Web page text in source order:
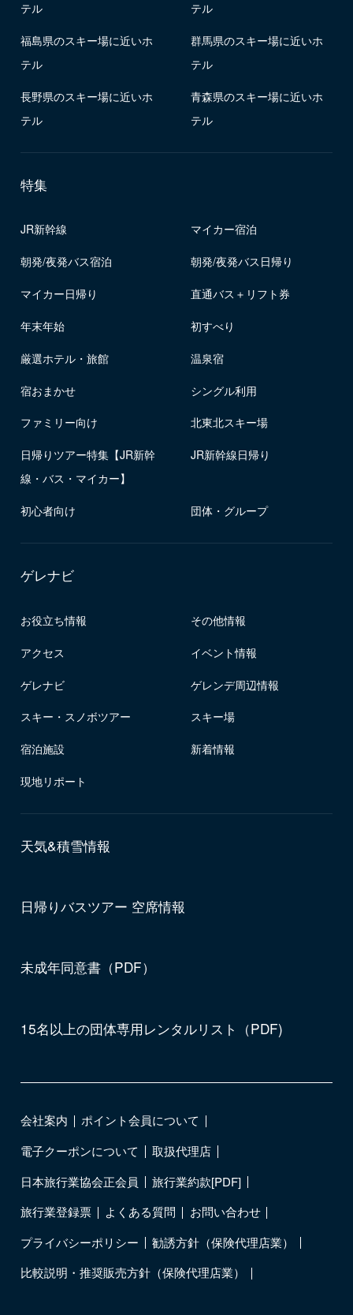
テル
テル
福島県のスキー場に近いホ
テル
群馬県のスキー場に近いホ
テル
長野県のスキー場に近いホ
テル
青森県のスキー場に近いホ
テル
特集
JR新幹線 マイカー宿泊
朝発/夜発バス宿泊 朝発/夜発バス日帰り
マイカー日帰り 直通バス＋リフト券
年末年始 初すべり
厳選ホテル・旅館 温泉宿
宿おまかせ シングル利用
ファミリー向け 北東北スキー場
日帰りツアー特集【JR新幹
線・バス・マイカー】
JR新幹線日帰り
初心者向け 団体・グループ
ゲレナビ
お役立ち情報 その他情報
アクセス イベント情報
ゲレナビ ゲレンデ周辺情報
スキー・スノボツアー スキー場
宿泊施設 新着情報
現地リポート
天気&積雪情報
日帰りバスツアー 空席情報
未成年同意書（PDF）
15名以上の団体専用レンタルリスト（PDF)
会社案内
ポイント会員について
電子クーポンについて
取扱代理店
日本旅行業協会正会員
旅行業約款[PDF]
旅行業登録票
よくある質問
お問い合わせ
プライバシーポリシー
勧誘方針（保険代理店業）
比較説明・推奨販売方針（保険代理店業）